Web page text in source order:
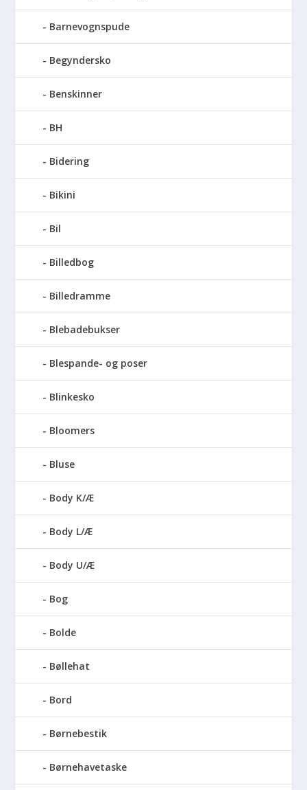
Barnevognspude
Begyndersko
Benskinner
BH
Bidering
Bikini
Bil
Billedbog
Billedramme
Blebadebukser
Blespande- og poser
Blinkesko
Bloomers
Bluse
Body K/Æ
Body L/Æ
Body U/Æ
Bog
Bolde
Bøllehat
Bord
Børnebestik
Børnehavetaske